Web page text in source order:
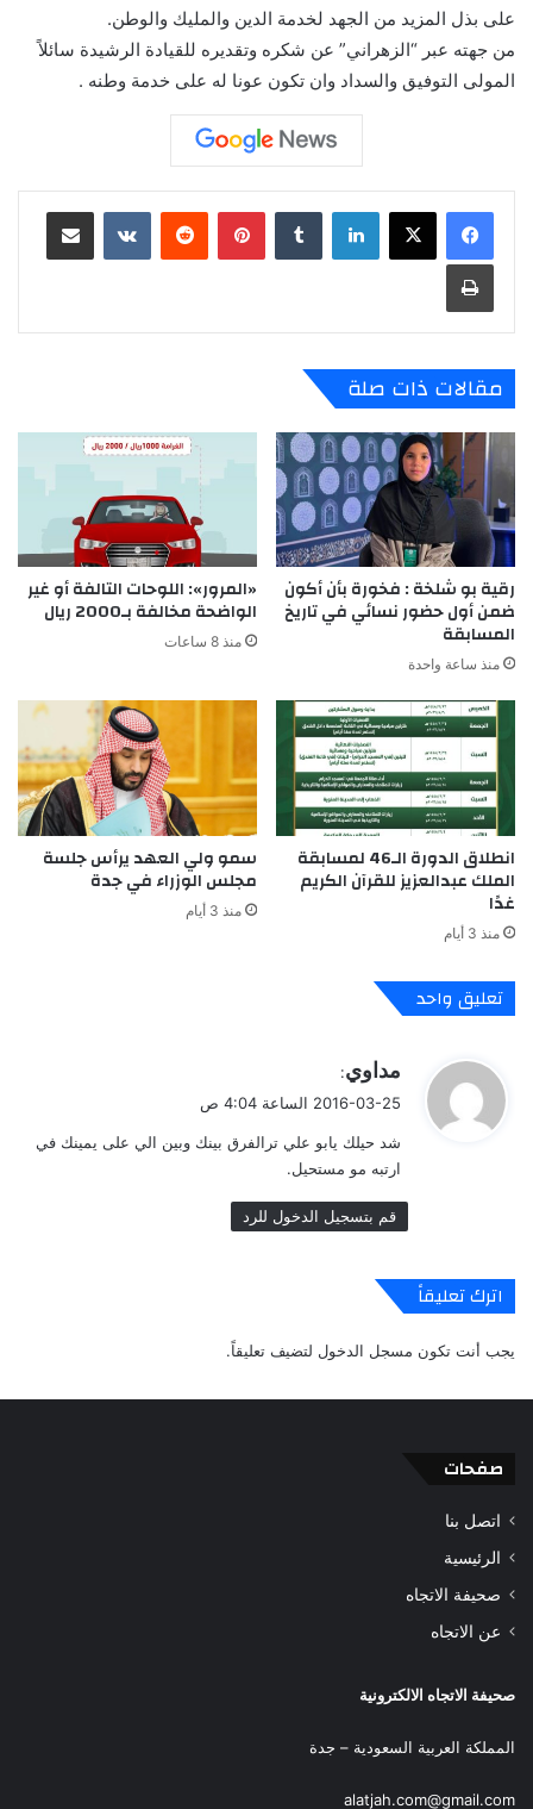
على بذل المزيد من الجهد لخدمة الدين والمليك والوطن.
من جهته عبر “الزهراني” عن شكره وتقديره للقيادة الرشيدة سائلاً
المولى التوفيق والسداد وان تكون عونا له على خدمة وطنه .
لينكدإن بينتيريست
مقالات ذات صلة
رقية بو شلخة : فخورة بأن أكون
ضمن أول حضور نسائي في تاريخ
المسابقة
منذ ساعة واحدة
«المرور»: اللوحات التالفة أو غير
الواضحة مخالفة بـ2000 ريال
منذ 8 ساعات
انطلاق الدورة الـ46 لمسابقة
الملك عبدالعزيز للقرآن الكريم
غدًا
منذ 3 أيام
سمو ولي العهد يرأس جلسة
مجلس الوزراء في جدة
منذ 3 أيام
تعليق واحد
ل
مداوي:
2016-03-25 الساعة 4:04 ص
شد حيلك يابو علي ترالفرق بينك وبين الي على يمينك في
ارتبه مو مستحيل.
قم بتسجيل الدخول للرد
اترك تعليقاً
يجب أنت تكون مسجل الدخول لتضيف تعليقاً.
صفحات
اتصل بنا
الرئيسية
صحيفة الاتجاه
عن الاتجاه
صحيفة الاتجاه الالكترونية
المملكة العربية السعودية – جدة
alatjah.com@gmail.com